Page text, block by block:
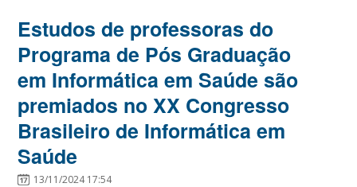
Estudos de professoras do
Programa de Pós Graduação
em Informática em Saúde são
premiados no XX Congresso
Brasileiro de Informática em
Saúde
13/11/2024 17:54